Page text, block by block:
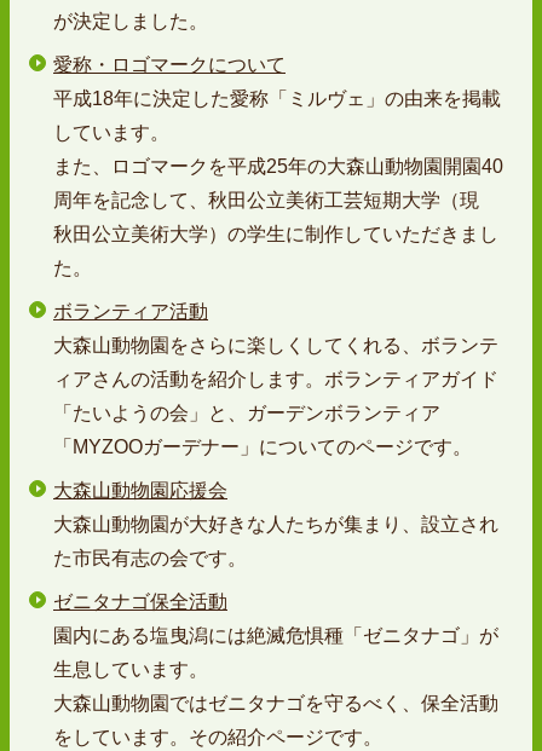
が決定しました。
愛称・ロゴマークについて
平成18年に決定した愛称「ミルヴェ」の由来を掲載
しています。
また、ロゴマークを平成25年の大森山動物園開園40
周年を記念して、秋田公立美術工芸短期大学（現
秋田公立美術大学）の学生に制作していただきまし
た。
ボランティア活動
大森山動物園をさらに楽しくしてくれる、ボランテ
ィアさんの活動を紹介します。ボランティアガイド
「たいようの会」と、ガーデンボランティア
「MYZOOガーデナー」についてのページです。
大森山動物園応援会
大森山動物園が大好きな人たちが集まり、設立され
た市民有志の会です。
ゼニタナゴ保全活動
園内にある塩曳潟には絶滅危惧種「ゼニタナゴ」が
生息しています。
大森山動物園ではゼニタナゴを守るべく、保全活動
をしています。その紹介ページです。